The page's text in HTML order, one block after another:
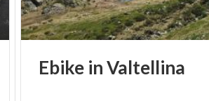
Ebike inValtellina